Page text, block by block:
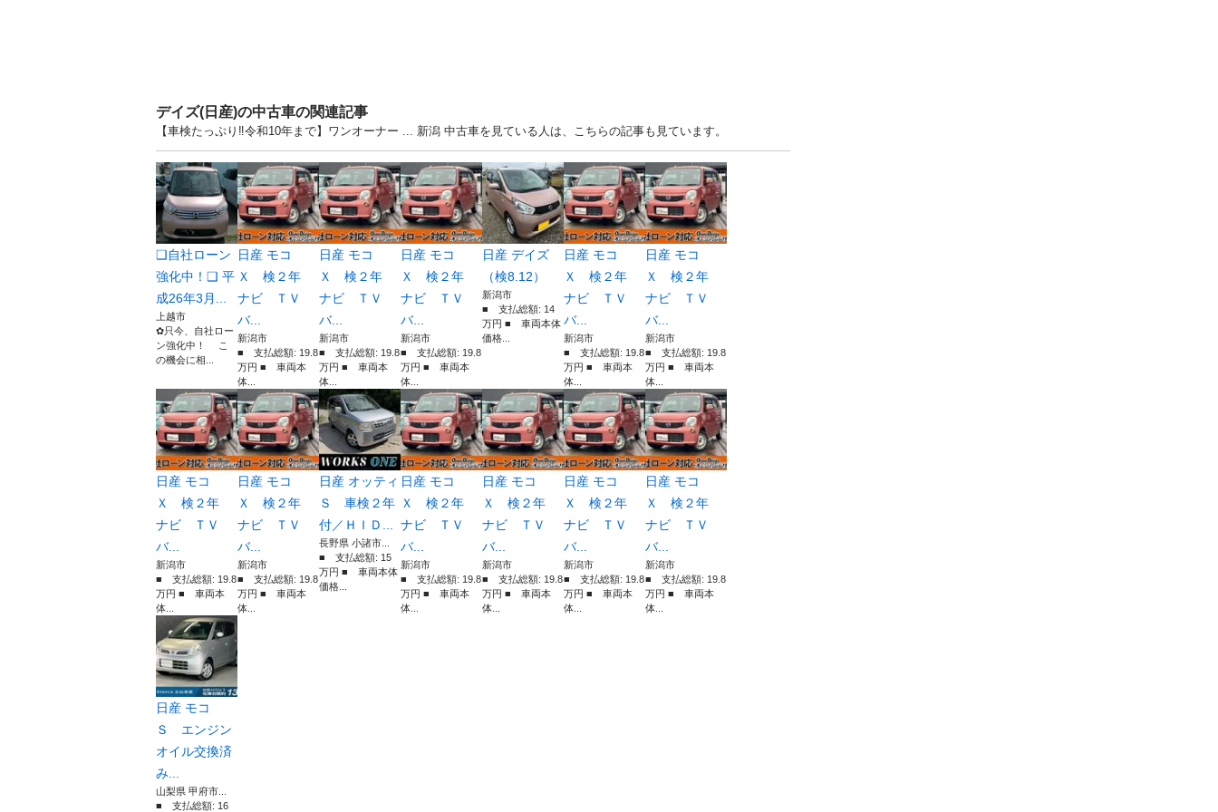
デイズ(日産)の中古車の関連記事
【車検たっぷり‼️令和10年まで】ワンオーナー ... 新潟 中古車を見ている人は、こちらの記事も見ています。
❑自社ローン
強化中！❑ 平
成26年3月...
上越市
✿只今、自社ロー
ン強化中！ こ
の機会に相...
日産 モコ
Ｘ 検２年
ナビ ＴＶ
バ...
新潟市
■ 支払総額: 19.8
万円 ■ 車両本
体...
日産 モコ
Ｘ 検２年
ナビ ＴＶ
バ...
新潟市
■ 支払総額: 19.8
万円 ■ 車両本
体...
日産 モコ
Ｘ 検２年
ナビ ＴＶ
バ...
新潟市
■ 支払総額: 19.8
万円 ■ 車両本
体...
日産 デイズ
（検8.12）
新潟市
■ 支払総額: 14
万円 ■ 車両本体
価格...
日産 モコ
Ｘ 検２年
ナビ ＴＶ
バ...
新潟市
■ 支払総額: 19.8
万円 ■ 車両本
体...
日産 モコ
Ｘ 検２年
ナビ ＴＶ
バ...
新潟市
■ 支払総額: 19.8
万円 ■ 車両本
体...
日産 モコ
Ｘ 検２年
ナビ ＴＶ
バ...
新潟市
■ 支払総額: 19.8
万円 ■ 車両本
体...
日産 モコ
Ｘ 検２年
ナビ ＴＶ
バ...
新潟市
■ 支払総額: 19.8
万円 ■ 車両本
体...
日産 オッティ
Ｓ 車検２年
付／ＨＩＤ...
長野県 小諸市...
■ 支払総額: 15
万円 ■ 車両本体
価格...
日産 モコ
Ｘ 検２年
ナビ ＴＶ
バ...
新潟市
■ 支払総額: 19.8
万円 ■ 車両本
体...
日産 モコ
Ｘ 検２年
ナビ ＴＶ
バ...
新潟市
■ 支払総額: 19.8
万円 ■ 車両本
体...
日産 モコ
Ｘ 検２年
ナビ ＴＶ
バ...
新潟市
■ 支払総額: 19.8
万円 ■ 車両本
体...
日産 モコ
Ｘ 検２年
ナビ ＴＶ
バ...
新潟市
■ 支払総額: 19.8
万円 ■ 車両本
体...
日産 モコ
Ｓ エンジン
オイル交換済
み...
山梨県 甲府市...
■ 支払総額: 16